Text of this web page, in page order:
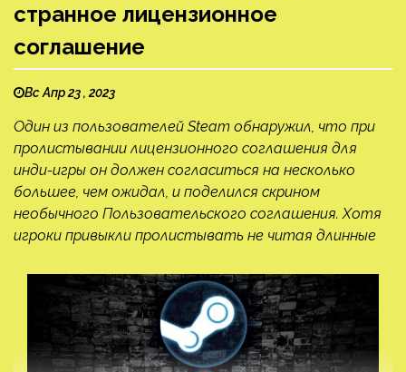
странное лицензионное
соглашение
Вс Апр 23 , 2023
Один из пользователей Steam обнаружил, что при
пролистывании лицензионного соглашения для
инди-игры он должен согласиться на несколько
большее, чем ожидал, и поделился скрином
необычного Пользовательского соглашения. Хотя
игроки привыкли пролистывать не читая длинные